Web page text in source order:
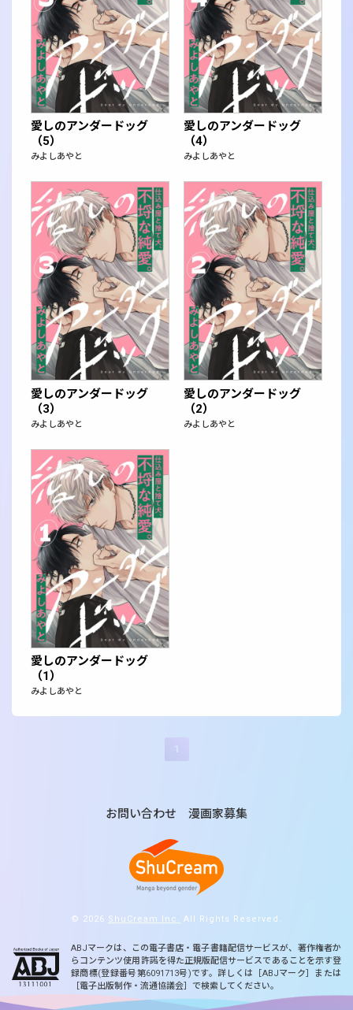
愛しのアンダードッグ
（5）
みよしあやと
愛しのアンダードッグ
（4）
みよしあやと
愛しのアンダードッグ
（3）
みよしあやと
愛しのアンダードッグ
（2）
みよしあやと
愛しのアンダードッグ
（1）
みよしあやと
1
お問い合わせ 漫画家募集
© 2026 ShuCream Inc. All Rights Reserved.
ABJマークは、この電子書店・電子書籍配信サービスが、著作権者か
らコンテンツ使用許諾を得た正規版配信サービスであることを示す登
録商標(登録番号第6091713号)です。詳しくは［ABJマーク］または
［電子出版制作・流通協議会］で検索してください。